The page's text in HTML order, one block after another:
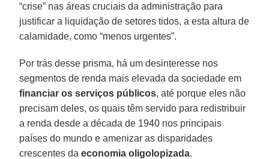
“crise” nas áreas cruciais da administração para
justificar a liquidação de setores tidos, a esta altura de
calamidade, como “menos urgentes”.
Por trás desse prisma, há um desinteresse nos
segmentos de renda mais elevada da sociedade em
financiar os serviços públicos, até porque eles não
precisam deles, os quais têm servido para redistribuir
a renda desde a década de 1940 nos principais
países do mundo e amenizar as disparidades
crescentes daeconomia oligolopizada.